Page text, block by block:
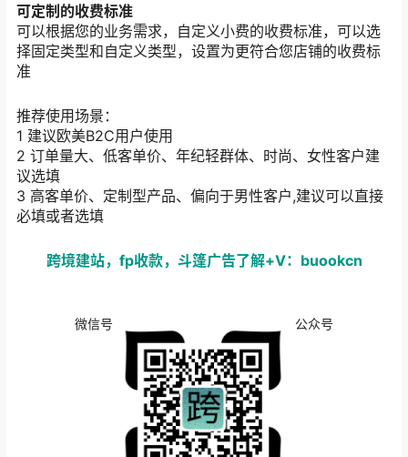
可定制的收费标准
可以根据您的业务需求，自定义小费的收费标准，可以选
择固定类型和自定义类型，设置为更符合您店铺的收费标
准
推荐使用场景：
1 建议欧美B2C用户使用
2 订单量大、低客单价、年纪轻群体、时尚、女性客户建
议选填
3 高客单价、定制型产品、偏向于男性客户,建议可以直接
必填或者选填
跨境建站，fp收款，斗篷广告了解+V：buookcn
微信号 公众号